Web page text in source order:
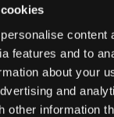
content
features and to
about your
and
other information
MAATTABEL